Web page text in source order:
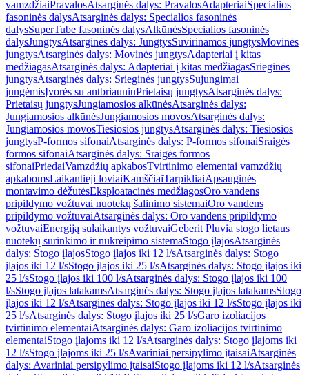
vamzdžiaiPravalosAtsarginės dalys: PravalosAdapteriaiSpecialios
fasoninės dalysAtsarginės dalys: Specialios fasoninės
dalysSuperTube fasoninės dalysAlkūnėsSpecialios fasoninės
dalysJungtysAtsarginės dalys: JungtysSuvirinamos jungtysMovinės
jungtysAtsarginės dalys: Movinės jungtysAdapteriai į kitas
medžiagasAtsarginės dalys: Adapteriai į kitas medžiagasSrieginės
jungtysAtsarginės dalys: Srieginės jungtysSujungimai
jungėmisĮvorės su antbriauniuPrietaisų jungtysAtsarginės dalys:
Prietaisų jungtysJungiamosios alkūnėsAtsarginės dalys:
Jungiamosios alkūnėsJungiamosios movosAtsarginės dalys:
Jungiamosios movosTiesiosios jungtysAtsarginės dalys: Tiesiosios
jungtysP-formos sifonaiAtsarginės dalys: P-formos sifonaiSraigės
formos sifonaiAtsarginės dalys: Sraigės formos
sifonaiPriedaiVamzdžių apkabosTvirtinimo elementai vamzdžių
apkabomsLaikantieji loviaiKamščiaiTarpikliaiApsauginės
montavimo dėžutėsEksploatacinės medžiagosOro vandens
pripildymo vožtuvai nuotekų šalinimo sistemaiOro vandens
pripildymo vožtuvaiAtsarginės dalys: Oro vandens pripildymo
vožtuvaiEnergiją sulaikantys vožtuvaiGeberit Pluvia stogo lietaus
nuotekų surinkimo ir nukreipimo sistemaStogo įlajosAtsarginės
dalys: Stogo įlajosStogo įlajos iki 12 l/sAtsarginės dalys: Stogo
įlajos iki 12 l/sStogo įlajos iki 25 l/sAtsarginės dalys: Stogo įlajos iki
25 l/sStogo įlajos iki 100 l/sAtsarginės dalys: Stogo įlajos iki 100
l/sStogo įlajos latakamsAtsarginės dalys: Stogo įlajos latakamsStogo
įlajos iki 12 l/sAtsarginės dalys: Stogo įlajos iki 12 l/sStogo įlajos iki
25 l/sAtsarginės dalys: Stogo įlajos iki 25 l/sGaro izoliacijos
tvirtinimo elementaiAtsarginės dalys: Garo izoliacijos tvirtinimo
elementaiStogo įlajoms iki 12 l/sAtsarginės dalys: Stogo įlajoms iki
12 l/sStogo įlajoms iki 25 l/sAvariniai persipylimo įtaisaiAtsarginės
dalys: Avariniai persipylimo įtaisaiStogo įlajoms iki 12 l/sAtsarginės